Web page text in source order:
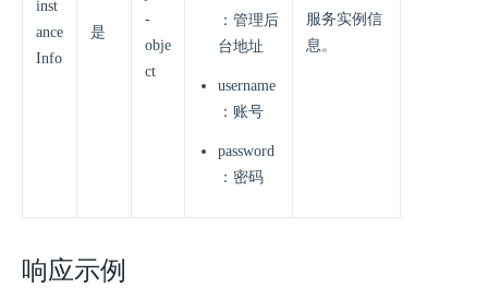
inst
ance
Info
是
-
obje
ct
：管理后
台地址
username
：账号
password
：密码
服务实例信
息。
响应示例